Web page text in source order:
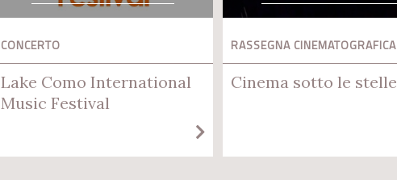
CONCERTO
Lake Como International
Music Festival
RASSEGNA CINEMATOGRAFICA
Cinema sotto le stelle